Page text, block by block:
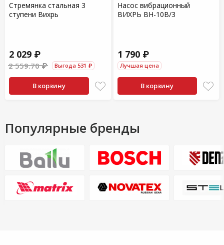
Стремянка стальная 3
ступени Вихрь
2 029 ₽
2 559.70 ₽ Выгода 531 ₽
В корзину
Насос вибрационный
ВИХРЬ ВН-10В/3
1 790 ₽
Лучшая цена
В корзину
Популярные бренды